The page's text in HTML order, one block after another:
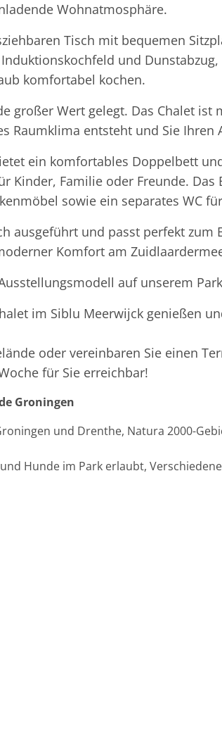
Wohnatmosphäre.
Tisch mit bequemen
und
komfortabel kochen.
großer Wert gelegt. Das Chalet
Raumklima entsteht und Sie
ein komfortables Doppelbett
Kinder, Familie oder Freunde.
sowie ein separates WC
ausgeführt und passt perfekt
Komfort am
auf unserem
im Siblu Meerwijck genießen
oder vereinbaren Sie einen
für Sie erreichbar!
Groningen
und Drenthe, Natura 2000-
Hunde im Park erlaubt,